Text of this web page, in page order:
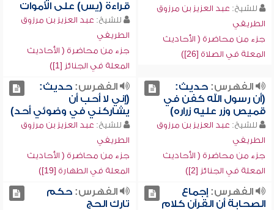
للشيخ: عبد العزيز بن مرزوق
الطريفي
جزء من محاضرة ( الأحاديث
المعلة في الصلاة [26])
قراءة (يس) على الأموات
للشيخ: عبد العزيز بن مرزوق
الطريفي
جزء من محاضرة ( الأحاديث
المعلة في الجنائز [1])
الفهرس:حديث:
(أن رسول الله كفن في
قميص وزر عليه زراره)
للشيخ: عبد العزيز بن مرزوق
الطريفي
جزء من محاضرة ( الأحاديث
المعلة في الجنائز [2])
الفهرس:حديث:
(إني لا أحب أن
يشاركني في وضوئي أحد)
للشيخ: عبد العزيز بن مرزوق
الطريفي
جزء من محاضرة ( الأحاديث
المعلة في الطهارة [19])
الفهرس:إجماع
الصحابة أن القرآن كلام
الفهرس:حكم
تارك الحج